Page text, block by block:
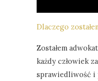
Dlaczego
Zostałem
każdy człowiek
sprawiedliwość i